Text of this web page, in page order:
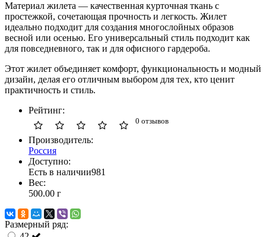
Материал жилета — качественная курточная ткань с
простежкой, сочетающая прочность и легкость. Жилет
идеально подходит для создания многослойных образов
весной или осенью. Его универсальный стиль подходит как
для повседневного, так и для офисного гардероба.
Этот жилет объединяет комфорт, функциональность и модный
дизайн, делая его отличным выбором для тех, кто ценит
практичность и стиль.
Рейтинг:
0 отзывов
Производитель:
Россия
Доступно:
Есть в наличии981
Вес:
500.00 г
Размерный ряд: